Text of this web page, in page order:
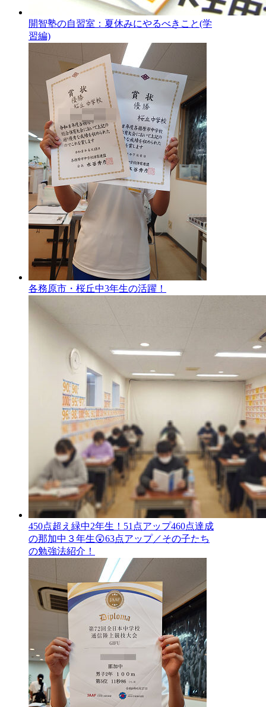
開智塾の自習室：夏休みにやるべきこと(学
習編)
各務原市・桜丘中3年生の活躍！
450点超え緑中2年生！51点アップ460点達成
の那加中３年生😲63点アップ／その子たち
の勉強法紹介！